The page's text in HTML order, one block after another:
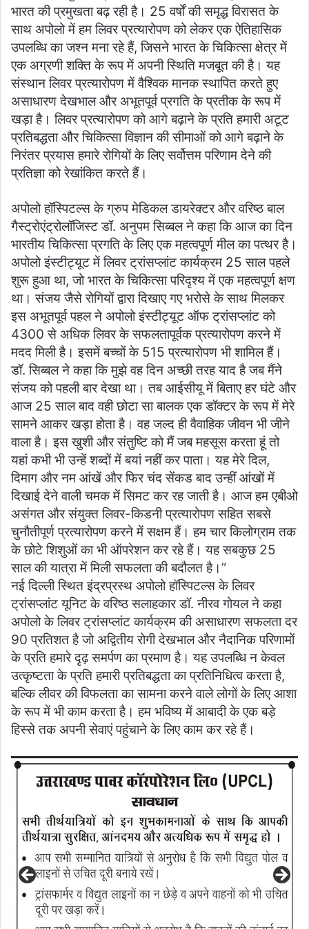
भारत की प्रमुखता बढ़ रही है। 25 वर्षों की समृद्ध विरासत के
साथ अपोलो में हम लिवर प्रत्यारोपण को लेकर एक ऐतिहासिक
उपलब्धि का जश्न मना रहे हैं, जिसने भारत के चिकित्सा क्षेत्र में
एक अग्रणी शक्ति के रूप में अपनी स्थिति मजबूत की है। यह
संस्थान लिवर प्रत्यारोपण में वैश्विक मानक स्थापित करते हुए
असाधारण देखभाल और अभूतपूर्व प्रगति के प्रतीक के रूप में
खड़ा है। लिवर प्रत्यारोपण को आगे बढ़ाने के प्रति हमारी अटूट
प्रतिबद्धता और चिकित्सा विज्ञान की सीमाओं को आगे बढ़ाने के
निरंतर प्रयास हमारे रोगियों के लिए सर्वोत्तम परिणाम देने की
प्रतिज्ञा को रेखांकित करते हैं।
अपोलो हॉस्पिटल्स के ग्रुप मेडिकल डायरेक्टर और वरिष्ठ बाल
गैस्ट्रोएंट्रोलॉजिस्ट डॉ. अनुपम सिब्बल ने कहा कि आज का दिन
भारतीय चिकित्सा प्रगति के लिए एक महत्वपूर्ण मील का पत्थर है।
अपोलो इंस्टीट्यूट में लिवर ट्रांसप्लांट कार्यक्रम 25 साल पहले
शुरू हुआ था, जो भारत के चिकित्सा परिदृश्य में एक महत्वपूर्ण क्षण
था। संजय जैसे रोगियों द्वारा दिखाए गए भरोसे के साथ मिलकर
इस अभूतपूर्व पहल ने अपोलो इंस्टीट्यूट ऑफ ट्रांसप्लांट को
4300 से अधिक लिवर के सफलतापूर्वक प्रत्यारोपण करने में
मदद मिली है। इसमें बच्चों के 515 प्रत्यारोपण भी शामिल हैं।
डॉ. सिब्बल ने कहा कि मुझे वह दिन अच्छी तरह याद है जब मैंने
संजय को पहली बार देखा था। तब आईसीयू में बिताए हर घंटे और
आज 25 साल बाद वही छोटा सा बालक एक डॉक्टर के रूप में मेरे
सामने आकर खड़ा होता है। वह जल्द ही वैवाहिक जीवन भी जीने
वाला है। इस खुशी और संतुष्टि को मैं जब महसूस करता हूं तो
यहां कभी भी उन्हें शब्दों में बयां नहीं कर पाता। यह मेरे दिल,
दिमाग और नम आंखें और फिर चंद सेंकड बाद उन्हीं आंखों में
दिखाई देने वाली चमक में सिमट कर रह जाती है। आज हम एबीओ
असंगत और संयुक्त लिवर-किडनी प्रत्यारोपण सहित सबसे
चुनौतीपूर्ण प्रत्यारोपण करने में सक्षम हैं। हम चार किलोग्राम तक
के छोटे शिशुओं का भी ऑपरेशन कर रहे हैं। यह सबकुछ 25
साल की यात्रा में मिली सफलता की बदौलत है।”
नई दिल्ली स्थित इंद्रप्रस्थ अपोलो हॉस्पिटल्स के लिवर
ट्रांसप्लांट यूनिट के वरिष्ठ सलाहकार डॉ. नीरव गोयल ने कहा
अपोलो के लिवर ट्रांसप्लांट कार्यक्रम की असाधारण सफलता दर
90 प्रतिशत है जो अद्वितीय रोगी देखभाल और नैदानिक परिणामों
के प्रति हमारे दृढ़ समर्पण का प्रमाण है। यह उपलब्धि न केवल
उत्कृष्टता के प्रति हमारी प्रतिबद्धता का प्रतिनिधित्व करता है,
बल्कि लीवर की विफलता का सामना करने वाले लोगों के लिए आशा
के रूप में भी काम करता है। हम भविष्य में आबादी के एक बड़े
हिस्से तक अपनी सेवाएं पहुंचाने के लिए काम कर रहे हैं।